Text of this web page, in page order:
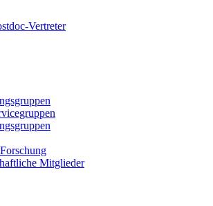
Vertreter
Mitglieder